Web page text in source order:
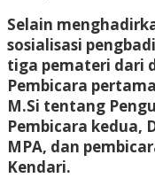
Selain
sosialisasi
tiga pemateri dari
Pembicara
M.Si tentang
Pembicara kedua,
MPA, dan
Kendari.